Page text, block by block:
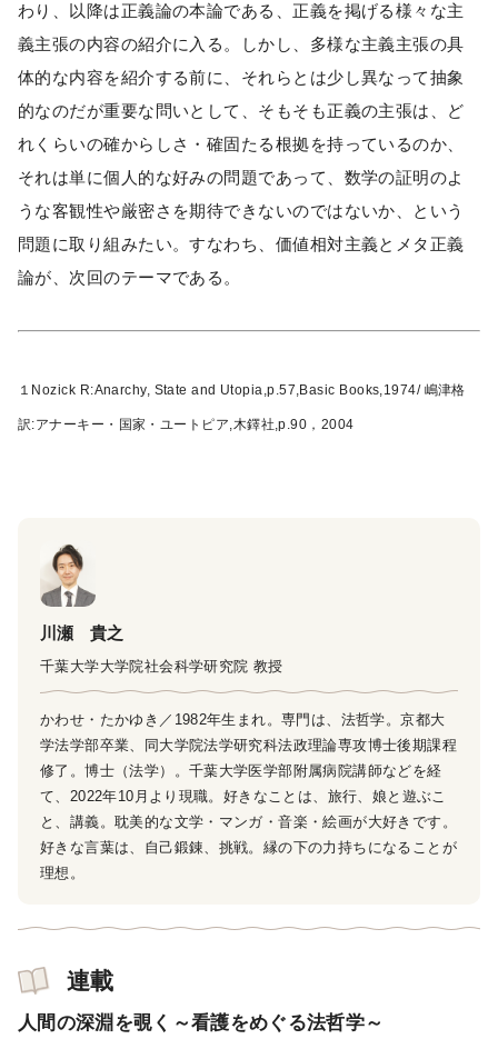
わり、以降は正義論の本論である、正義を掲げる様々な主
義主張の内容の紹介に入る。しかし、多様な主義主張の具
体的な内容を紹介する前に、それらとは少し異なって抽象
的なのだが重要な問いとして、そもそも正義の主張は、ど
れくらいの確からしさ・確固たる根拠を持っているのか、
それは単に個人的な好みの問題であって、数学の証明のよ
うな客観性や厳密さを期待できないのではないか、という
問題に取り組みたい。すなわち、価値相対主義とメタ正義
論が、次回のテーマである。
１Nozick R:Anarchy, State and Utopia,p.57,Basic Books,1974/ 嶋津格
訳:アナーキー・国家・ユートピア,木鐸社,p.90，2004
川瀬 貴之
千葉大学大学院社会科学研究院 教授
かわせ・たかゆき／1982年生まれ。専門は、法哲学。京都大
学法学部卒業、同大学院法学研究科法政理論専攻博士後期課程
修了。博士（法学）。千葉大学医学部附属病院講師などを経
て、2022年10月より現職。好きなことは、旅行、娘と遊ぶこ
と、講義。耽美的な文学・マンガ・音楽・絵画が大好きです。
好きな言葉は、自己鍛錬、挑戦。縁の下の力持ちになることが
理想。
連載
人間の深淵を覗く～看護をめぐる法哲学～